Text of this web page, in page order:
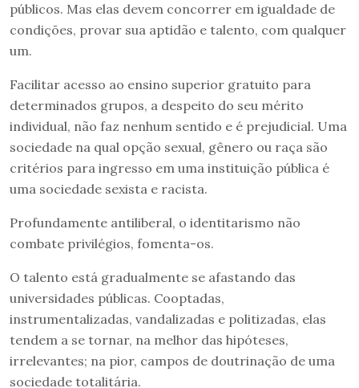
públicos. Mas elas devem concorrer em igualdade de
condições, provar sua aptidão e talento, com qualquer
um.
Facilitar acesso ao ensino superior gratuito para
determinados grupos, a despeito do seu mérito
individual, não faz nenhum sentido e é prejudicial. Uma
sociedade na qual opção sexual, gênero ou raça são
critérios para ingresso em uma instituição pública é
uma sociedade sexista e racista.
Profundamente antiliberal, o identitarismo não
combate privilégios, fomenta-os.
O talento está gradualmente se afastando das
universidades públicas. Cooptadas,
instrumentalizadas, vandalizadas e politizadas, elas
tendem a se tornar, na melhor das hipóteses,
irrelevantes; na pior, campos de doutrinação de uma
sociedade totalitária.